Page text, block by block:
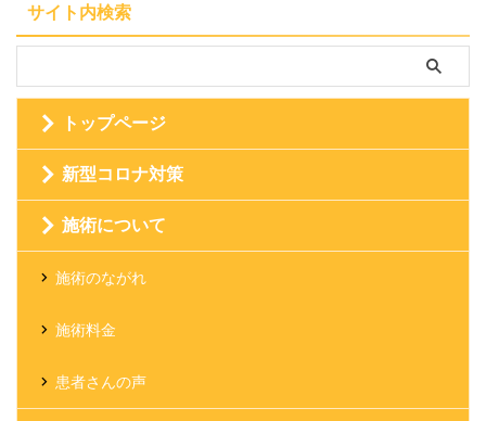
サイト内検索
トップページ
新型コロナ対策
施術について
施術のながれ
施術料金
患者さんの声